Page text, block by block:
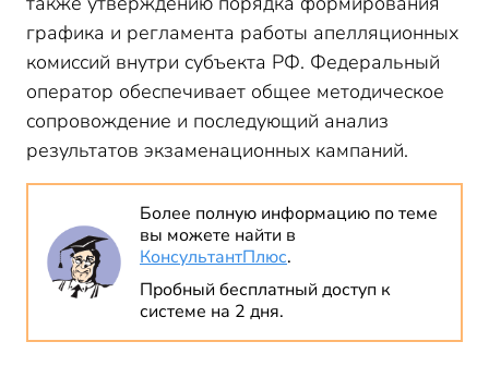
графика и регламента работы апелляционных
комиссий внутри субъекта РФ. Федеральный
оператор обеспечивает общее методическое
сопровождение и последующий анализ
результатов экзаменационных кампаний.
Более полную информацию по теме
вы можете найти в
КонсультантПлюс.
Пробный бесплатный доступ к
системе на 2 дня.